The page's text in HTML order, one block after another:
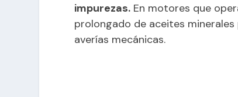
impurezas. En motores que
prolongado de aceites
averías mecánicas.